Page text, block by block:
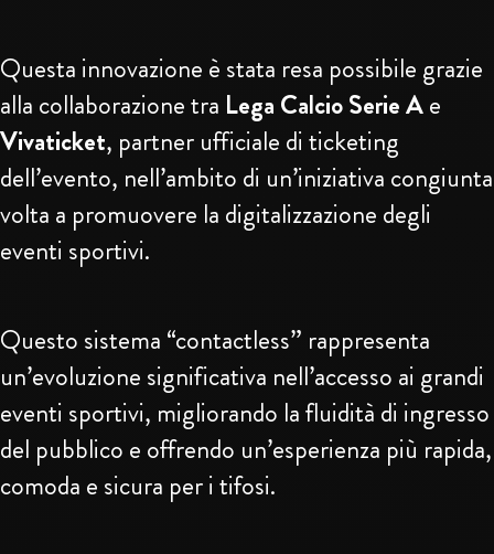
Questa innovazione è stata resa possibile grazie
alla collaborazione tra Lega Calcio Serie Ae
Vivaticket, partner ufficiale di ticketing
dell’evento, nell’ambito di un’iniziativa congiunta
volta a promuovere la digitalizzazione degli
eventi sportivi.
Questo sistema “contactless” rappresenta
un’evoluzione significativa nell’accesso ai grandi
eventi sportivi, migliorando la fluidità di ingresso
del pubblico e offrendo un’esperienza più rapida,
comoda e sicura per i tifosi.